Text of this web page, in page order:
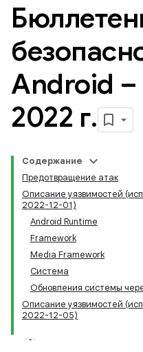
Android –
2022 г.
Содержание
Предотвращение атак
Описание уязвимостей
2022-12-01)
Android Runtime
Framework
Media Framework
Система
Обновления системы
Описание уязвимостей
2022-12-05)